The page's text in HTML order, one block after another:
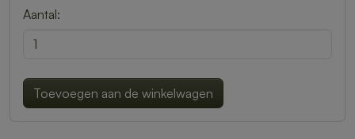
Aantal:
Toevoegen aan de winkelwagen